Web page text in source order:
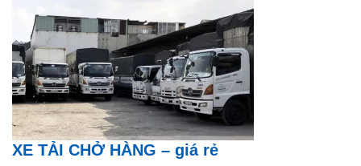
XE TẢI CHỞ HÀNG – giá rẻ